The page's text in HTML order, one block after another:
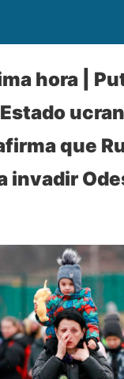
hora |
que
invadir